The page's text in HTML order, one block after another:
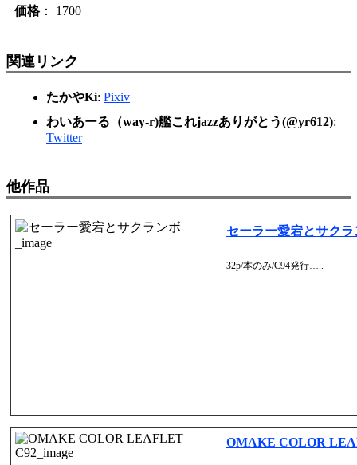
価格： 1700
関連リンク
たかやKi: Pixiv
わいあーる（way-r)艦これjazzありがとう(@yr612):
Twitter
他作品
セーラー愛宕とサクラ
32p/本のみ/C94発行…..
OMAKE COLOR